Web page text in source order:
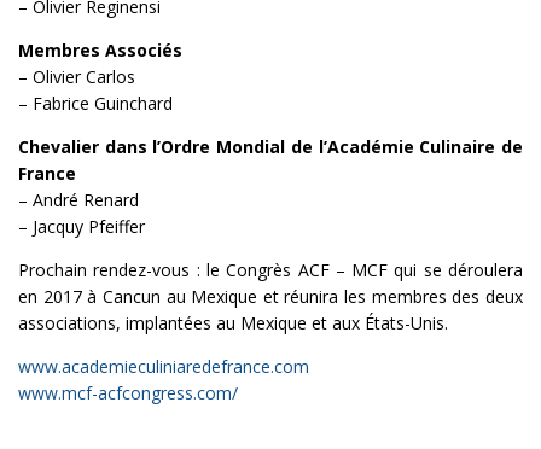
– Olivier Reginensi
Membres Associés
– Olivier Carlos
– Fabrice Guinchard
Chevalier dans l’Ordre Mondial de l’Académie Culinaire de
France
– André Renard
– Jacquy Pfeiffer
Prochain rendez-vous : le Congrès ACF – MCF qui se déroulera
en 2017 à Cancun au Mexique et réunira les membres des deux
associations, implantées au Mexique et aux États-Unis.
www.academieculiniaredefrance.com
www.mcf-acfcongress.com/